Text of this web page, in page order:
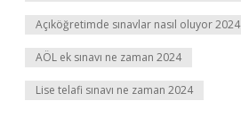
Açıköğretimde sınavlar nasıl oluyor 2024
AÖL ek sınavı ne zaman 2024
Lise telafi sınavı ne zaman 2024